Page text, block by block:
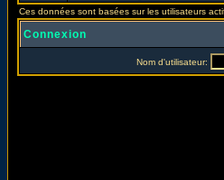
Ces données sont basées sur les utilisateurs
Connexion
Nom d'utilisateur: